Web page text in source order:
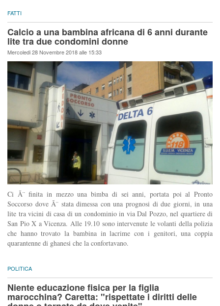
FATTI
Calcio a una bambina africana di 6 anni durante
lite tra due condomini donne
Mercoledi 28 Novembre 2018 alle 15:33
Ci Ã¨ finita in mezzo una bimba di sei anni, portata poi al Pronto
Soccorso dove Ã¨ stata dimessa con una prognosi di due giorni, in una
lite tra vicini di casa di un condominio in via Dal Pozzo, nel quartiere di
San Pio X a Vicenza. Alle 19.10 sono intervenute le volanti della polizia
che hanno trovato la bambina in lacrime con i genitori, una coppia
quarantenne di ghanesi che la confortavano.
POLITICA
Niente educazione fisica per la figlia
marocchina? Caretta: "rispettate i diritti delle